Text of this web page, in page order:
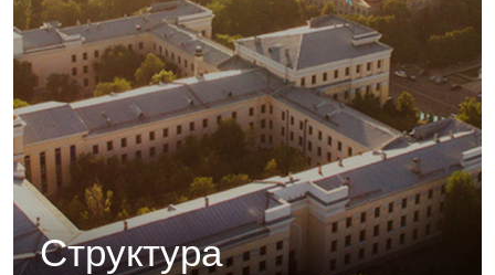
Структура